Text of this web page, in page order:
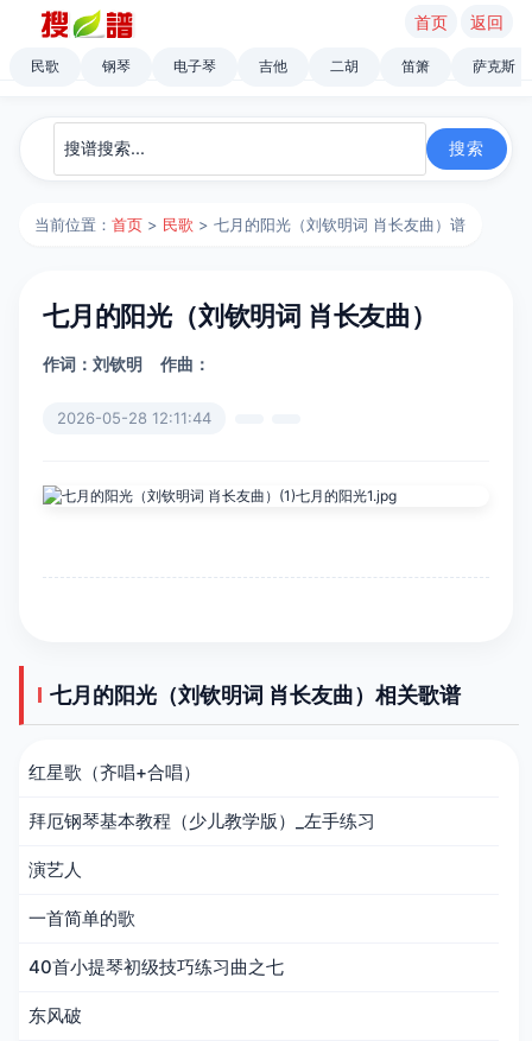
首页 返回
民歌 钢琴 电子琴 吉他 二胡 笛箫 萨克斯
当前位置：首页 > 民歌 > 七月的阳光（刘钦明词 肖长友曲）谱
七月的阳光（刘钦明词 肖长友曲）
作词：刘钦明 作曲：
2026-05-28 12:11:44
七月的阳光（刘钦明词 肖长友曲）相关歌谱
红星歌（齐唱+合唱）
拜厄钢琴基本教程（少儿教学版）_左手练习
演艺人
一首简单的歌
40首小提琴初级技巧练习曲之七
东风破